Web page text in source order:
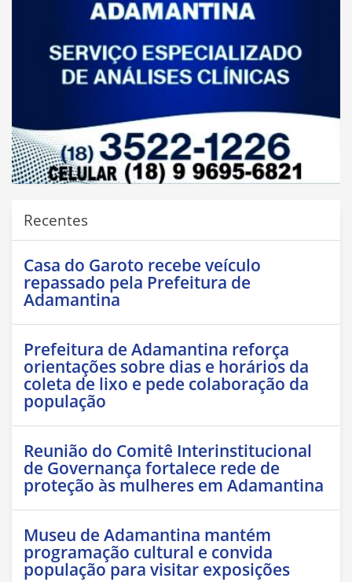
Recentes
Casa do Garoto recebe veículo
repassado pela Prefeitura de
Adamantina
Prefeitura de Adamantina reforça
orientações sobre dias e horários da
coleta de lixo e pede colaboração da
população
Reunião do Comitê Interinstitucional
de Governança fortalece rede de
proteção às mulheres em Adamantina
Museu de Adamantina mantém
programação cultural e convida
população para visitar exposições